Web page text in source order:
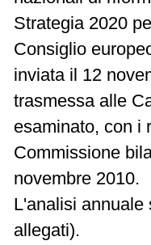
Strategia 2020
Consiglio
inviata il 12
trasmessa alle
esaminato, con i
Commissione
novembre 2010.
L'analisi annuale
allegati).